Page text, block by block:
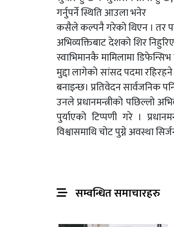
गर्नुपर्ने स्थिति आउला भनेर
कसैले कल्पनै गरेको थिएन । तर
अभिव्यक्तिबाट देशको शिर
स्वाभिमानकै मामिलामा
मुद्दा लागेको सांसद पदमा
बनाइन्छ। प्रतिवेदन सार्वजनिक
उनले प्रधानमन्त्रीको पछिल्लो
पुर्याएको टिप्पणी गरे ।
विश्वासमाथि चोट पुग्ने अवस्था
सम्वन्धित समाचारहरु